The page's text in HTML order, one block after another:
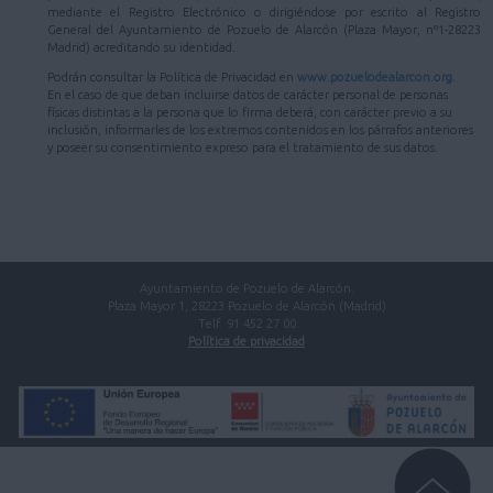
mediante el Registro Electrónico o dirigiéndose por escrito al Registro
General del Ayuntamiento de Pozuelo de Alarcón (Plaza Mayor, nº1-28223
Madrid) acreditando su identidad.
Podrán consultar la Política de Privacidad en www.pozuelodealarcon.org
En el caso de que deban incluirse datos de carácter personal de personas
físicas distintas a la persona que lo firma deberá, con carácter previo a su
inclusión, informarles de los extremos contenidos en los párrafos anteriores
y poseer su consentimiento expreso para el tratamiento de sus datos.
Ayuntamiento de Pozuelo de Alarcón.
Plaza Mayor 1, 28223 Pozuelo de Alarcón (Madrid)
Telf. 91 452 27 00
Política de privacidad